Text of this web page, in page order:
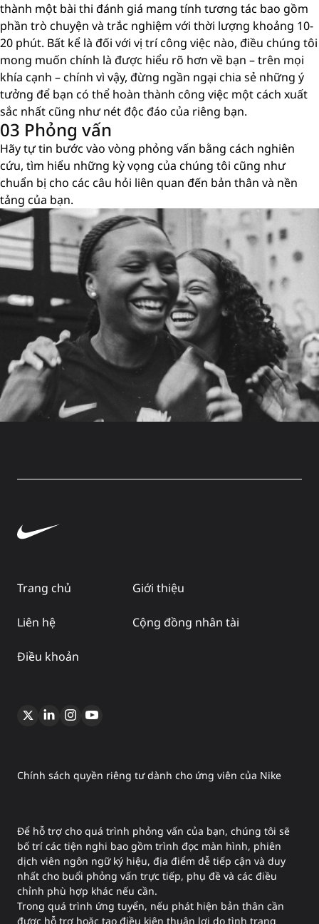
thành một bài thi đánh giá mang tính tương tác bao gồm
phần trò chuyện và trắc nghiệm với thời lượng khoảng 10-
20 phút. Bất kể là đối với vị trí công việc nào, điều chúng tôi
mong muốn chính là được hiểu rõ hơn về bạn – trên mọi
khía cạnh – chính vì vậy, đừng ngần ngại chia sẻ những ý
tưởng để bạn có thể hoàn thành công việc một cách xuất
sắc nhất cũng như nét độc đáo của riêng bạn.
03 Phỏng vấn
Hãy tự tin bước vào vòng phỏng vấn bằng cách nghiên
cứu, tìm hiểu những kỳ vọng của chúng tôi cũng như
chuẩn bị cho các câu hỏi liên quan đến bản thân và nền
tảng của bạn.
Trang chủ Giới thiệu
Liên hệ Cộng đồng nhân tài
Điều khoản
Chính sách quyền riêng tư dành cho ứng viên của Nike
Để hỗ trợ cho quá trình phỏng vấn của bạn, chúng tôi sẽ
bố trí các tiện nghi bao gồm trình đọc màn hình, phiên
dịch viên ngôn ngữ ký hiệu, địa điểm dễ tiếp cận và duy
nhất cho buổi phỏng vấn trực tiếp, phụ đề và các điều
chỉnh phù hợp khác nếu cần.
Trong quá trình ứng tuyển, nếu phát hiện bản thân cần
được hỗ trợ hoặc tạo điều kiện thuận lợi do tình trạng